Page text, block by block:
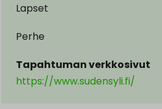
Lapset
Perhe
Tapahtuman verkkosivut
https://www.sudensyli.fi/